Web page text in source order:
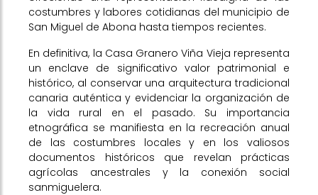
costumbres y labores cotidianas del municipio de
San Miguel de Abona hasta tiempos recientes.
En definitiva, la Casa Granero Viña Vieja representa
un enclave de significativo valor patrimonial e
histórico, al conservar una arquitectura tradicional
canaria auténtica y evidenciar la organización de
la vida rural en el pasado. Su importancia
etnográfica se manifiesta en la recreación anual
de las costumbres locales y en los valiosos
documentos históricos que revelan prácticas
agrícolas ancestrales y la conexión social
sanmiguelera.